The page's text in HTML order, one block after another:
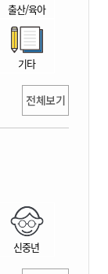
출산/육아
기타
전체보기
신중년